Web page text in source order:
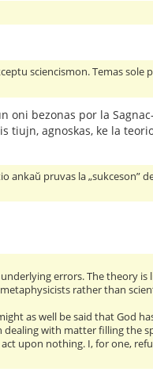
sciencismon. Temas sole
bezonas por la
tiujn, agnoskas, ke la
ankaŭ pruvas la „sukceson”
errors. The theory is
rather than
as well be said that God
with matter filling the
upon nothing. I, for one,